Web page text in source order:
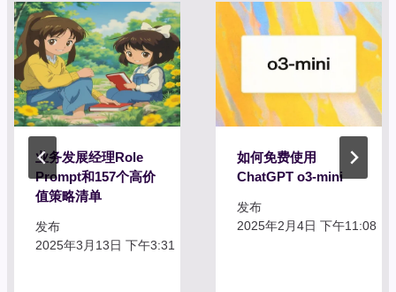
业务发展经理Role
Prompt和157个高价
值策略清单
发布
2025年3月13日 下午3:31
如何免费使用
ChatGPT o3-mini
发布
2025年2月4日 下午11:08